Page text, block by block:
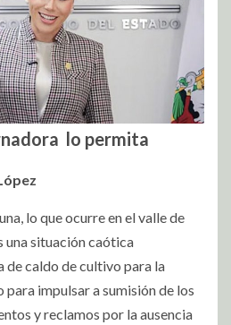
lo permita
lo que ocurre en el valle de
una situación caótica
de caldo de cultivo para la
para impulsar a sumisión de los
y reclamos por la ausencia